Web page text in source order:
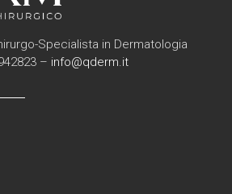
Specialista in Dermatologia
– info@qderm.it